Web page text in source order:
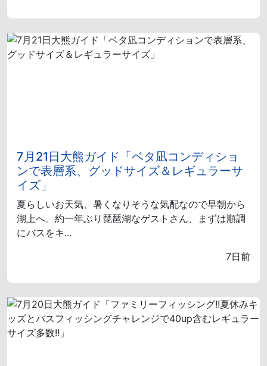
7月21日大熊ガイド「ベタ凪コンディショ
ンで表層系、グッドサイズ＆レギュラーサ
イズ」
夏らしいお天気、暑くなりそうな気配なので早朝から
湖上へ。約一年ぶり琵琶湖なゲストさん、まずは順調
にバスをキ...
7日前